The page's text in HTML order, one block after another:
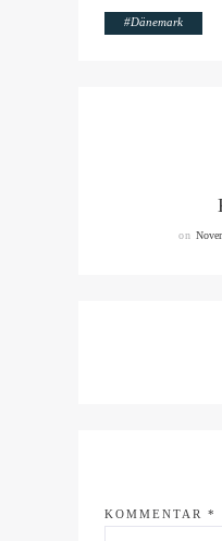
#Dänemark
on
KOMMENTAR *